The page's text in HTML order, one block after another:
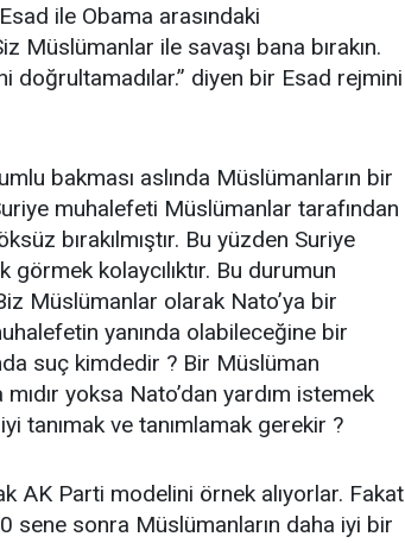
ile Obama arasındaki
ile savaşı bana bırakın.
doğrultamadılar.” diyen bir Esad rejmini
bakması aslında Müslümanların bir
muhalefeti Müslümanlar tarafından
bırakılmıştır. Bu yüzden Suriye
görmek kolaycılıktır. Bu durumun
Müslümanlar olarak Nato’ya bir
yanında olabileceğine bir
suç kimdedir ? Bir Müslüman
yoksa Nato’dan yardım istemek
tanımak ve tanımlamak gerekir ?
AK Parti modelini örnek alıyorlar. Fakat
sonra Müslümanların daha iyi bir